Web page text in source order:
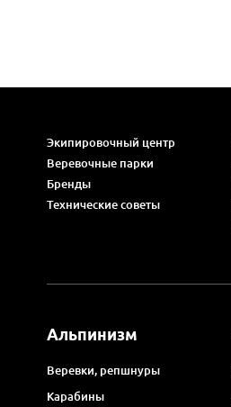
Экипировочный центр
Веревочные парки
Бренды
Технические советы
Альпинизм
Веревки, репшнуры
Карабины